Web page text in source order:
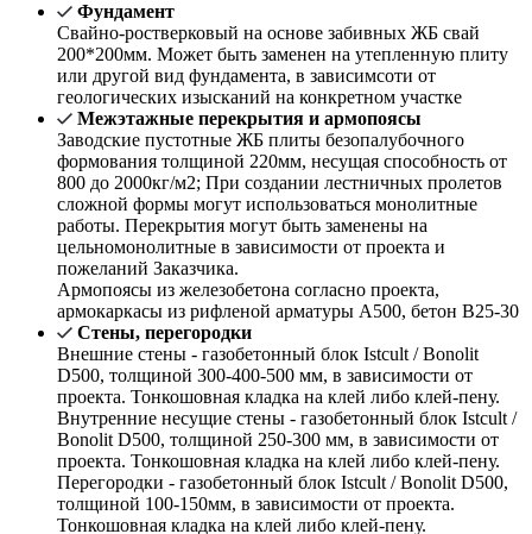
Фундамент
Свайно-ростверковый на основе забивных ЖБ свай
200*200мм. Может быть заменен на утепленную плиту
или другой вид фундамента, в зависимсоти от
геологических изысканий на конкретном участке
Межэтажные перекрытия и армопоясы
Заводские пустотные ЖБ плиты безопалубочного
формования толщиной 220мм, несущая способность от
800 до 2000кг/м2; При создании лестничных пролетов
сложной формы могут использоваться монолитные
работы. Перекрытия могут быть заменены на
цельномонолитные в зависимости от проекта и
пожеланий Заказчика.
Армопоясы из железобетона согласно проекта,
армокаркасы из рифленой арматуры А500, бетон В25-30
Стены, перегородки
Внешние стены - газобетонный блок Istcult / Bonolit
D500, толщиной 300-400-500 мм, в зависимости от
проекта. Тонкошовная кладка на клей либо клей-пену.
Внутренние несущие стены - газобетонный блок Istcult /
Bonolit D500, толщиной 250-300 мм, в зависимости от
проекта. Тонкошовная кладка на клей либо клей-пену.
Перегородки - газобетонный блок Istcult / Bonolit D500,
толщиной 100-150мм, в зависимости от проекта.
Тонкошовная кладка на клей либо клей-пену.